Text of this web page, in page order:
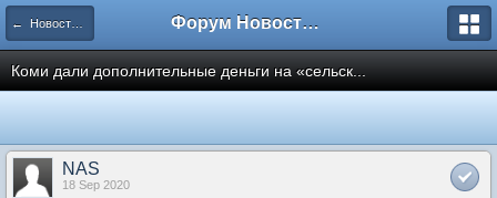
← Новости рынка недвижимости Форум Новостройки
Коми дали дополнительные деньги на «сельск...
NAS
18 Sep 2020